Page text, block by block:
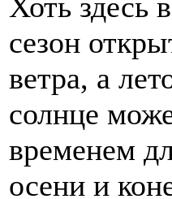
Хоть здесь
сезон
ветра, а
солнце
временем
осени и